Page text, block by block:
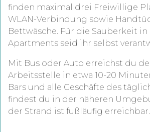
finden maximal drei Freiwillige
WLAN-Verbindung sowie
Bettwäsche. Für die Sauberkeit in
Apartments seid ihr selbst
Mit Bus oder Auto erreichst du
Arbeitsstelle in etwa 10-20
Bars und alle Geschäfte des
findest du in der näheren
der Strand ist fußläufig erreichbar.